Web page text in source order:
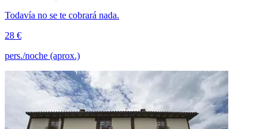
Todavía no se te cobrará nada.
28 €
pers./noche (aprox.)